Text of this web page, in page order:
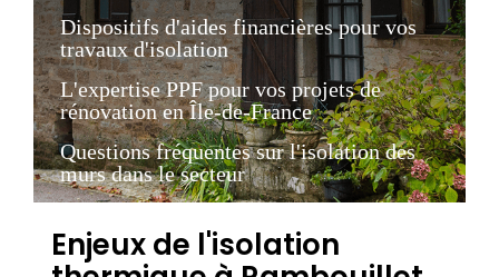
Dispositifs d'aides financières pour vos
travaux d'isolation
L'expertise PPF pour vos projets de
rénovation en Île-de-France
Questions fréquentes sur l'isolation des
murs dans le secteur
Enjeux de l'isolation